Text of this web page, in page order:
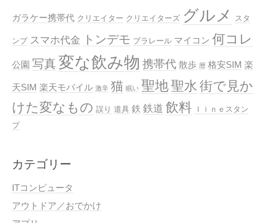
ガラケー携帯代 クリエイター クリエイターズ グルメ スタ
ンプ スマホ代金 トンデモ プラレール マイコン 何コレ
公園 写真 変な飲み物 携帯代 散歩 暦 格安SIM 楽
天SIM 楽天モバイル 激辛 猫 眠い 聖地聖水 街で見か
けた変なもの 誤り 道具 鉄 鉄道 飲料
ｌｉｎｅスタン
プ
カテゴリー
ITコンピュータ
アウトドア／おでかけ